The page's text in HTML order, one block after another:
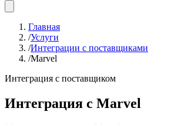
Главная
/Услуги
/Интеграции с поставщиками
/Marvel
Интеграция с поставщиком
Интеграция с Marvel